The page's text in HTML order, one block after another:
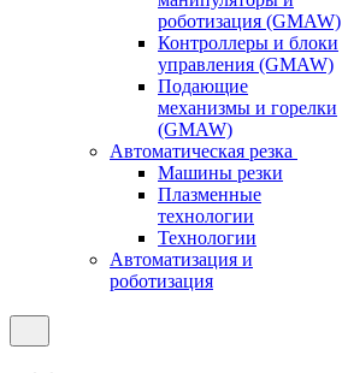
роботизация (GMAW)
Контроллеры и блоки
управления (GMAW)
Подающие
механизмы и горелки
(GMAW)
Автоматическая резка
Машины резки
Плазменные
технологии
Технологии
Автоматизация и
роботизация